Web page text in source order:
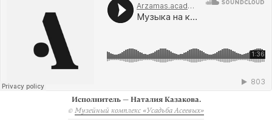
Исполнитель — Наталия Казакова.
© Музейный комплекс «Усадьба Асеевых»